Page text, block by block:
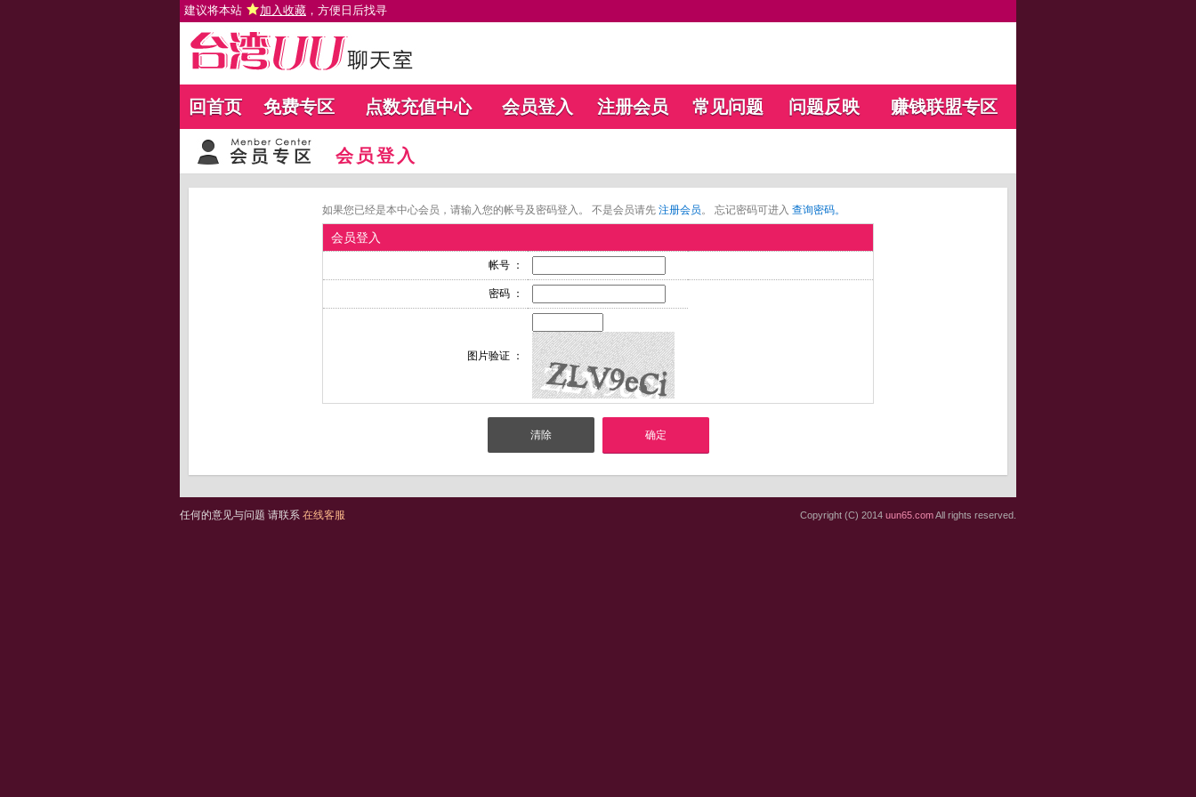
建议将本站 加入收藏 ，方便日后找寻
回首页 免费专区 点数充值中心 会员登入 注册会员 常见问题 问题反映 赚钱联盟专区
会员登入
如果您已经是本中心会员，请输入您的帐号及密码登入。 不是会员请先 注册会员。 忘记密码可进入 查询密码。
会员登入
帐号 ：
密码 ：
图片验证 ：
任何的意见与问题 请联系 在线客服 Copyright (C) 2014 uun65.comAll rights reserved.